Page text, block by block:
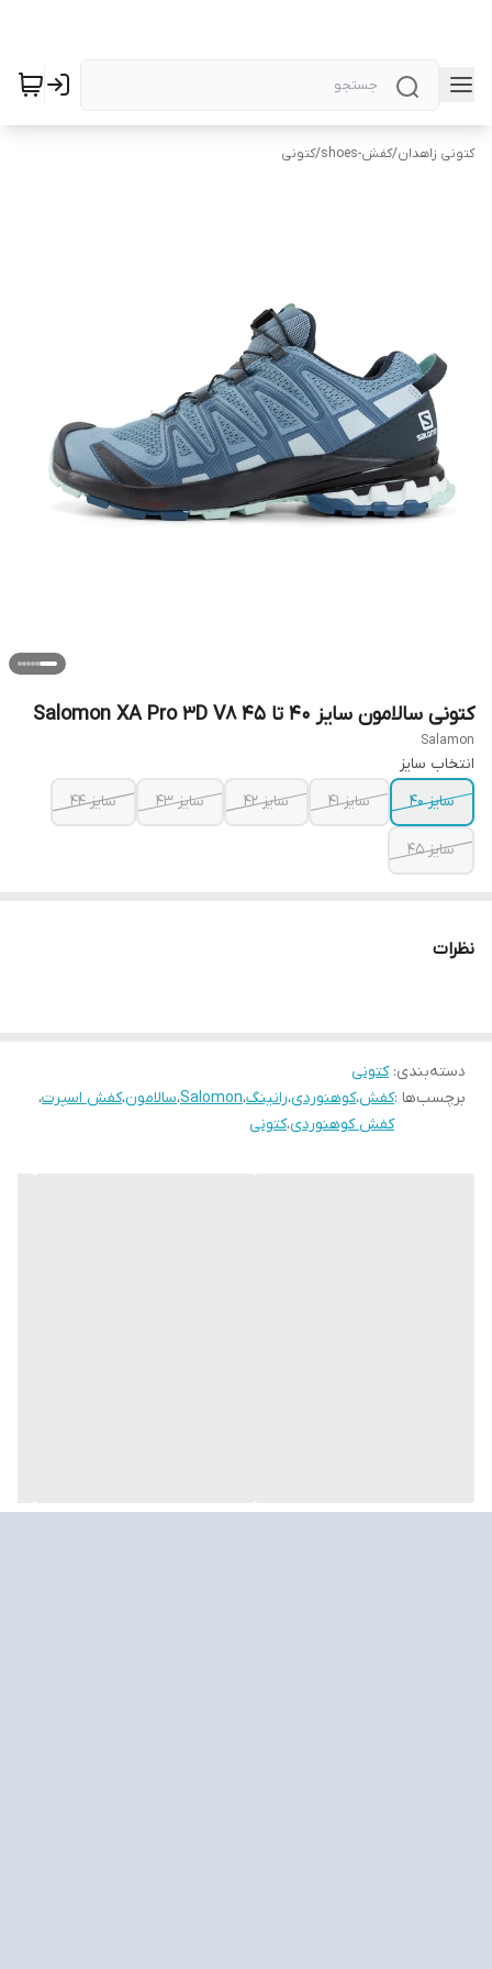
کتونی زاهدان/کفش-shoes /کتونی
کتونی سالامون سایز ۴۰ تا ۴۵ Salomon XA Pro 3D V8
Salamon
انتخاب سایز
سایز ۴۰
سایز ۴۱ سایز ۴۲ سایز ۴۳ سایز ۴۴
سایز ۴۵
نظرات
دسته‌بندی:کتونی
برچسب‌ها :کفش،کوهنوردی،رانینگ،Salomon،سالامون،کفش اسپرت،
کفش کوهنوردی،کتونی